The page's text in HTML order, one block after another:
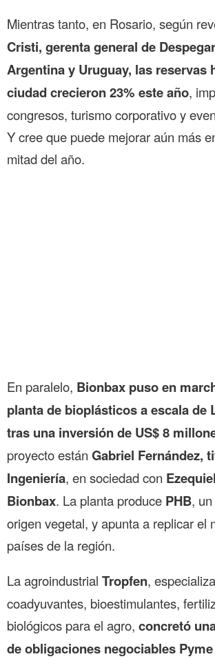
Mientras tanto, en Rosario, según
Cristi, gerenta general de
Argentina y Uruguay, las reservas
ciudad crecieron 23% este año,
congresos, turismo corporativo y
Y cree que puede mejorar aún más
mitad del año.
En paralelo, Bionbax puso en
planta de bioplásticos a escala de
tras una inversión de US$ 8
proyecto están Gabriel Fernández,
Ingeniería, en sociedad con
Bionbax. La planta produce PHB,
origen vegetal, y apunta a replicar el
países de la región.
La agroindustrial Tropfen,
coadyuvantes, bioestimulantes,
biológicos para el agro, concretó
de obligaciones negociables